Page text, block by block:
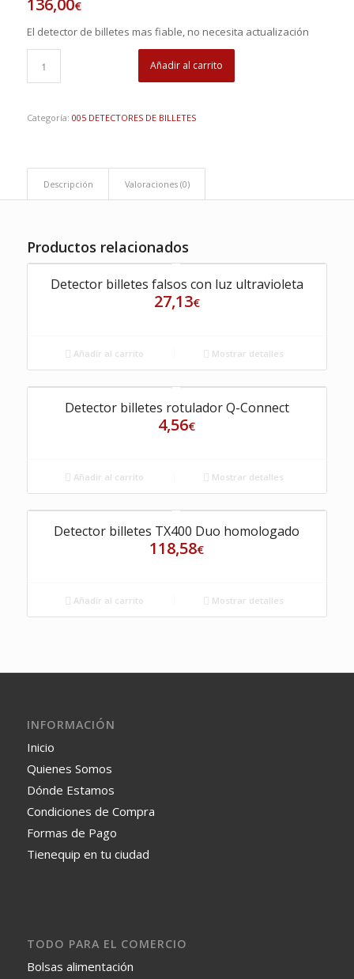
136,00€
El detector de billetes mas fiable, no necesita actualización
Añadir al carrito
Categoría: 005 DETECTORES DE BILLETES
Descripción Valoraciones (0)
Productos relacionados
Detector billetes falsos con luz ultravioleta
27,13€
Añadir al carrito Mostrar detalles
Detector billetes rotulador Q-Connect
4,56€
Añadir al carrito Mostrar detalles
Detector billetes TX400 Duo homologado
118,58€
Añadir al carrito Mostrar detalles
INFORMACIÓN
Inicio
Quienes Somos
Dónde Estamos
Condiciones de Compra
Formas de Pago
Tienequip en tu ciudad
TODO PARA EL COMERCIO
Bolsas alimentación